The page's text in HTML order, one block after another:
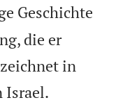
Geschichte
die er
in
Israel.